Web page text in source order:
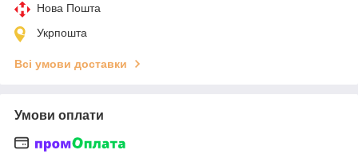
Нова Пошта
Укрпошта
Всі умови доставки
Умови оплати